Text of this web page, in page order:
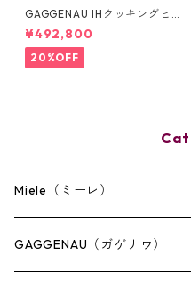
GAGGENAU IHクッキングヒー
ター4口：VI 262 120
¥492,800
20%OFF
Miele（ミーレ）
キッチン
GAGGENAU（ガゲナウ）